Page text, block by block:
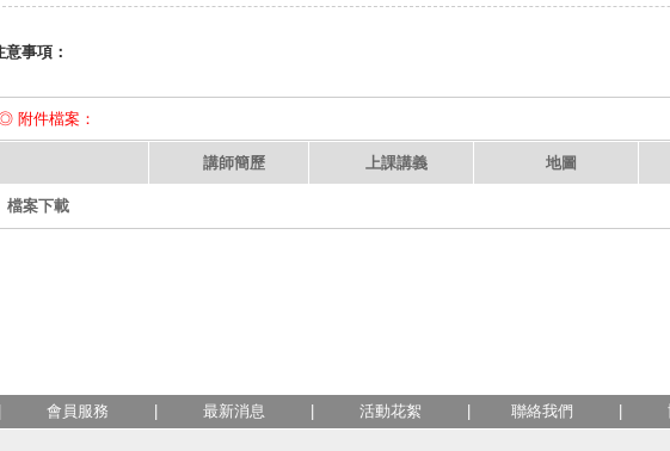
意事項：
附件檔案：
講師簡歷 上課講義 地圖
檔案下載
會員服務 最新消息 活動花絮 聯絡我們